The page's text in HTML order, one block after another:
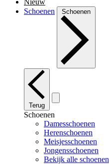
Nieuw
Schoenen
Schoenen
Terug
Schoenen
Damesschoenen
Herenschoenen
Meisjesschoenen
Jongensschoenen
Bekijk alle schoenen